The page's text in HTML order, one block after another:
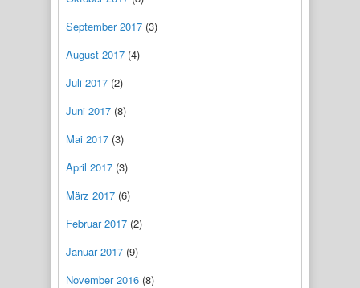
September 2017 (3)
August 2017 (4)
Juli 2017 (2)
Juni 2017 (8)
Mai 2017 (3)
April 2017 (3)
März 2017 (6)
Februar 2017 (2)
Januar 2017 (9)
November 2016 (8)